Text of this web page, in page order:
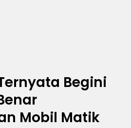
Begini
Mobil Matik